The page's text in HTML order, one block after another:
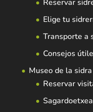
Reservar
Elige tu
Transporte a
Consejos
Museo de la sidra
Reservar